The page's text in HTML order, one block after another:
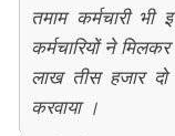
तमाम कर्मचारी
कर्मचारियों ने
लाख तीस हजार
करवाया ।